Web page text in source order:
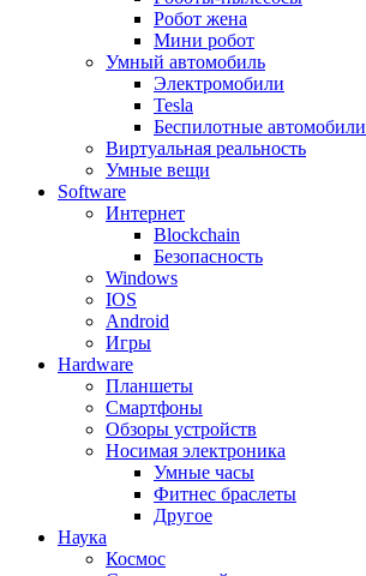
Робот жена
Мини робот
Умный автомобиль
Электромобили
Tesla
Беспилотные автомобили
Виртуальная реальность
Умные вещи
Software
Интернет
Blockchain
Безопасность
Windows
IOS
Android
Игры
Hardware
Планшеты
Смартфоны
Обзоры устройств
Носимая электроника
Умные часы
Фитнес браслеты
Другое
Наука
Космос